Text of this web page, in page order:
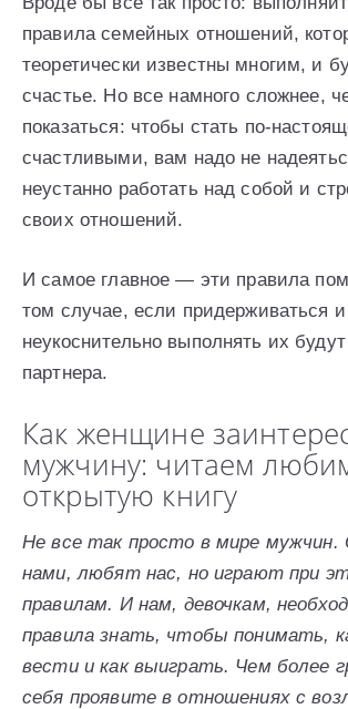
правила семейных отношений,
теоретически известны многим, и
счастье. Но все намного сложнее,
показаться: чтобы стать по-
счастливыми, вам надо не
неустанно работать над собой и
своих отношений.
И самое главное — эти правила
том случае, если придерживаться и
неукоснительно выполнять их
партнера.
Как женщине
мужчину: читаем
открытую книгу
Не все так просто в мире мужчин.
нами, любят нас, но играют при
правилам. И нам, девочкам,
правила знать, чтобы понимать,
вести и как выиграть. Чем более
себя проявите в отношениях с